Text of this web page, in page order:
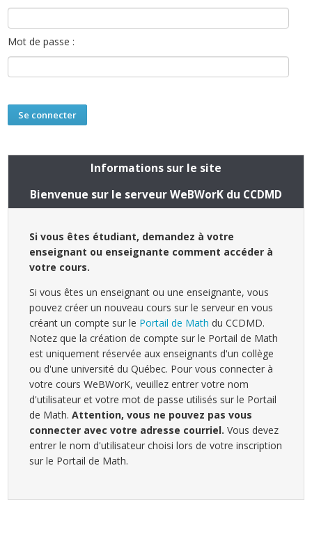
Mot de passe :
Informations sur le site
Bienvenue sur le serveur WeBWorK du CCDMD
Si vous êtes étudiant, demandez à votre
enseignant ou enseignante comment accéder à
votre cours.
Si vous êtes un enseignant ou une enseignante, vous
pouvez créer un nouveau cours sur le serveur en vous
créant un compte sur le Portail de Math du CCDMD.
Notez que la création de compte sur le Portail de Math
est uniquement réservée aux enseignants d'un collège
ou d'une université du Québec. Pour vous connecter à
votre cours WeBWorK, veuillez entrer votre nom
d'utilisateur et votre mot de passe utilisés sur le Portail
de Math.Attention, vous ne pouvez pas vous
connecter avec votre adresse courriel. Vous devez
entrer le nom d'utilisateur choisi lors de votre inscription
sur le Portail de Math.